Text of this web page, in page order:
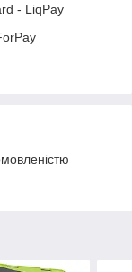
- LiqPay